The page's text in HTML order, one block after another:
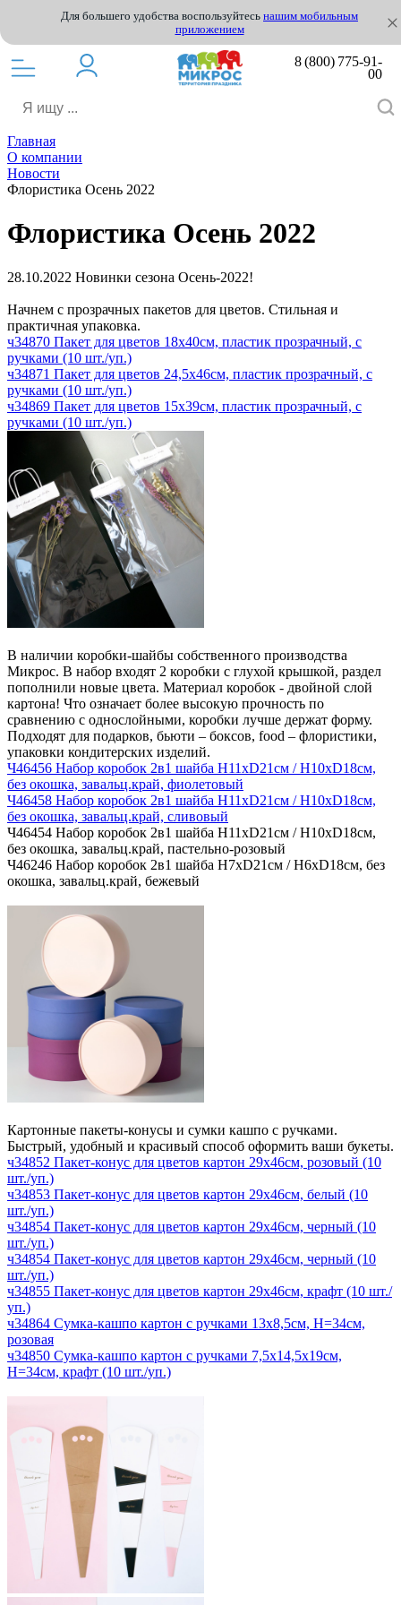
Для большего удобства воспользуйтесь нашим мобильным
приложением
8 (800) 775-91-
00
Главная
О компании
Новости
Флористика Осень 2022
Флористика Осень 2022
28.10.2022 Новинки сезона Осень-2022!
Начнем с прозрачных пакетов для цветов. Стильная и
практичная упаковка.
ч34870 Пакет для цветов 18х40см, пластик прозрачный, с
ручками (10 шт./уп.)
ч34871 Пакет для цветов 24,5х46см, пластик прозрачный, с
ручками (10 шт./уп.)
ч34869 Пакет для цветов 15х39см, пластик прозрачный, с
ручками (10 шт./уп.)
В наличии коробки-шайбы собственного производства
Микрос. В набор входят 2 коробки с глухой крышкой, раздел
пополнили новые цвета. Материал коробок - двойной слой
картона! Что означает более высокую прочность по
сравнению с однослойными, коробки лучше держат форму.
Подходят для подарков, бьюти – боксов, food – флористики,
упаковки кондитерских изделий.
Ч46456 Набор коробок 2в1 шайба H11хD21см / H10хD18см,
без окошка, завальц.край, фиолетовый
Ч46458 Набор коробок 2в1 шайба H11хD21см / H10хD18см,
без окошка, завальц.край, сливовый
Ч46454 Набор коробок 2в1 шайба H11хD21см / H10хD18см,
без окошка, завальц.край, пастельно-розовый
Ч46246 Набор коробок 2в1 шайба H7хD21см / H6хD18см, без
окошка, завальц.край, бежевый
Картонные пакеты-конусы и сумки кашпо с ручками.
Быстрый, удобный и красивый способ оформить ваши букеты.
ч34852 Пакет-конус для цветов картон 29х46см, розовый (10
шт./уп.)
ч34853 Пакет-конус для цветов картон 29х46см, белый (10
шт./уп.)
ч34854 Пакет-конус для цветов картон 29х46см, черный (10
шт./уп.)
ч34854 Пакет-конус для цветов картон 29х46см, черный (10
шт./уп.)
ч34855 Пакет-конус для цветов картон 29х46см, крафт (10 шт./
уп.)
ч34864 Сумка-кашпо картон с ручками 13х8,5см, H=34см,
розовая
ч34850 Сумка-кашпо картон с ручками 7,5х14,5х19см,
H=34см, крафт (10 шт./уп.)